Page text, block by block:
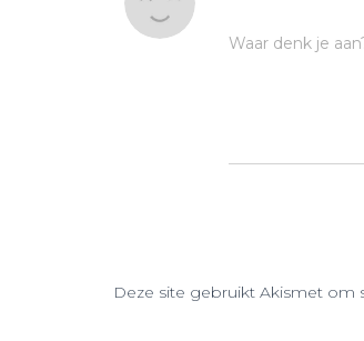
Waar denk je
Deze site gebruikt Akismet om